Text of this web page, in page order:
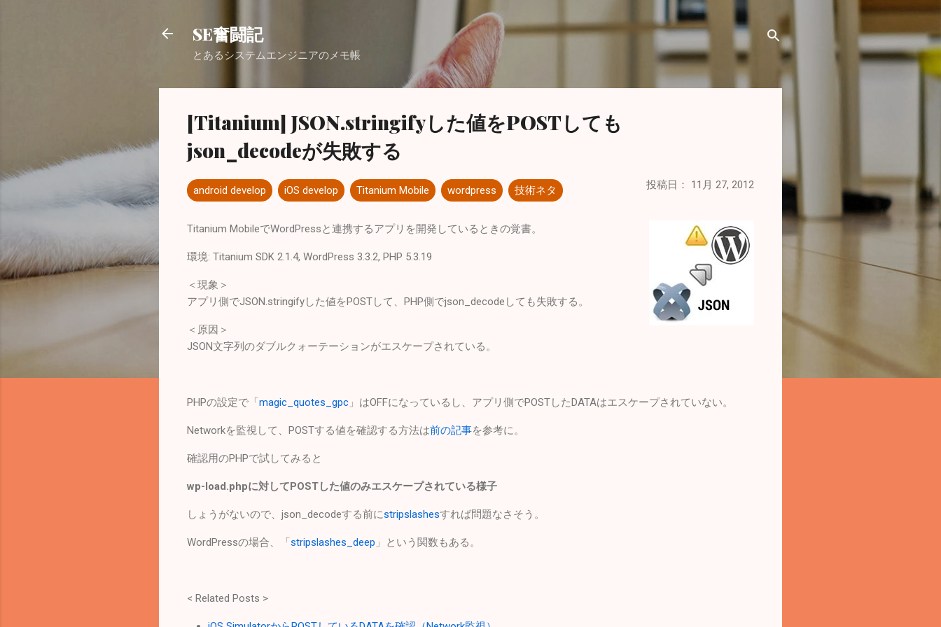
スキップしてメイン コンテンツに移動
SE奮闘記
とあるシステムエンジニアのメモ帳
[Titanium] JSON.stringifyした値をPOSTしても
json_decodeが失敗する
android develop iOS develop Titanium Mobile wordpress 技術ネタ 投稿日： 11月 27, 2012
Titanium MobileでWordPressと連携するアプリを開発しているときの覚書。
環境: Titanium SDK 2.1.4, WordPress 3.3.2, PHP 5.3.19
＜現象＞
アプリ側でJSON.stringifyした値をPOSTして、PHP側でjson_decodeしても失敗する。
＜原因＞
JSON文字列のダブルクォーテーションがエスケープされている。
PHPの設定で「magic_quotes_gpc 」はOFFになっているし、アプリ側でPOSTしたDATAはエスケープされていない。
Networkを監視して、POSTする値を確認する方法は前の記事を参考に。
確認用のPHPで試してみると
wp-load.phpに対してPOSTした値のみエスケープされている様子
しょうがないので、json_decodeする前にstripslashesすれば問題なさそう。
WordPressの場合、「stripslashes_deep 」という関数もある。
< Related Posts >